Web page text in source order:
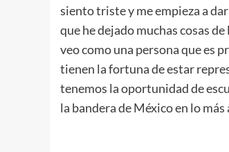
siento triste y me empieza a
que he dejado muchas cosas
veo como una persona que es
tienen la fortuna de estar
tenemos la oportunidad de
la bandera de México en lo más